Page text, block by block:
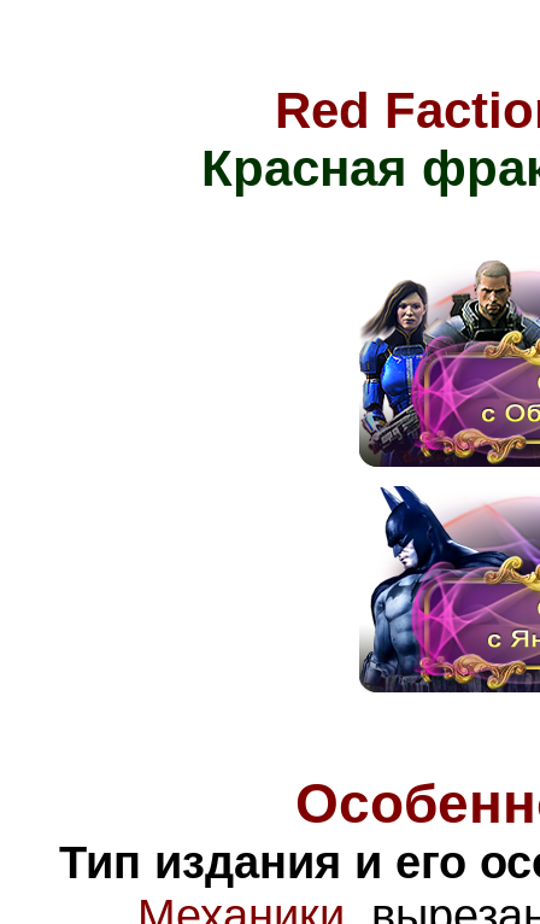
Red
Красная
Тип издания и его